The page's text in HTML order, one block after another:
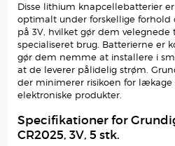
Disse lithium knapcellebatterier
optimalt under forskellige
på 3V, hvilket gør dem
specialiseret brug. Batterierne er
gør dem nemme at installere i
at de leverer pålidelig strøm.
der minimerer risikoen for lækage
elektroniske produkter.
Specifikationer for
CR2025, 3V, 5 stk.